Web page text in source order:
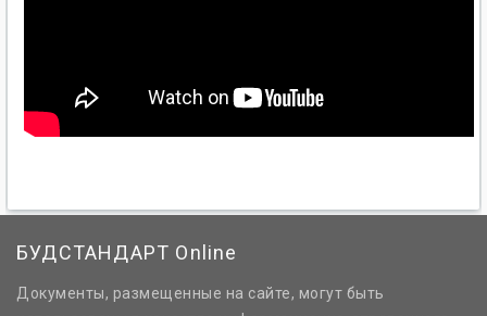
БУДСТАНДАРТ Online
Документы, размещенные на сайте, могут быть